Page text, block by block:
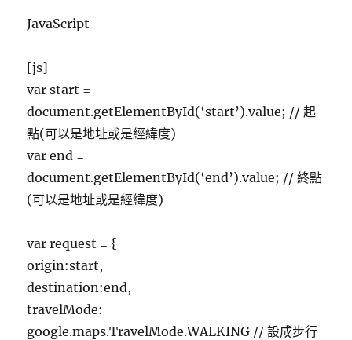
JavaScript
[js]
var start =
document.getElementById(‘start’).value; // 起
點(可以是地址或是經緯度)
var end =
document.getElementById(‘end’).value; // 終點
(可以是地址或是經緯度)
var request = {
origin:start,
destination:end,
travelMode:
google.maps.TravelMode.WALKING // 設成步行